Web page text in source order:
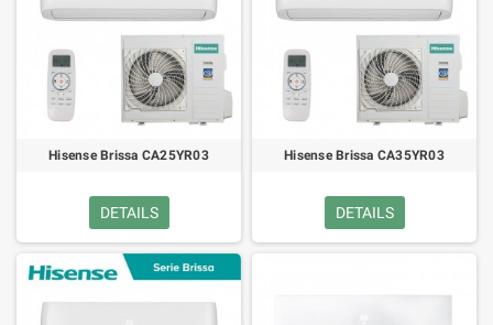
Hisense Brissa CA25YR03
DETAILS
Hisense Brissa CA35YR03
DETAILS